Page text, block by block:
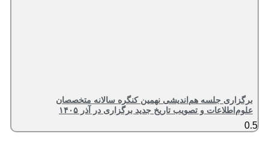
برگزاری جلسه هم‌اندیشی نهمین کنگره سالانه متخصصان
علوم‌اطلاعات و تصویب تاریخ جدید برگزاری در آذر ۱۴۰۵